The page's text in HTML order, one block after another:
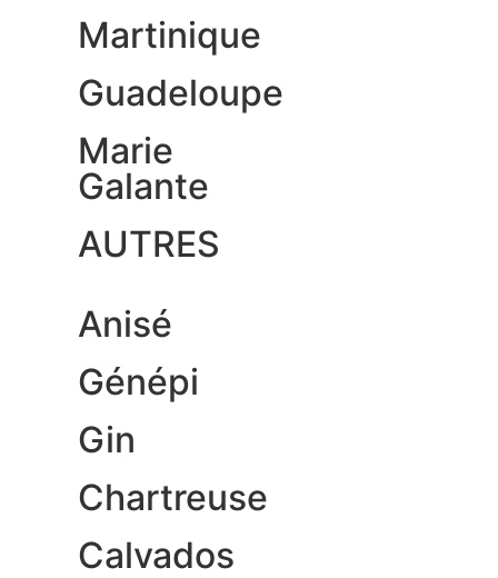
Martinique
Guadeloupe
Marie
Galante
AUTRES
Anisé
Génépi
Gin
Chartreuse
Calvados